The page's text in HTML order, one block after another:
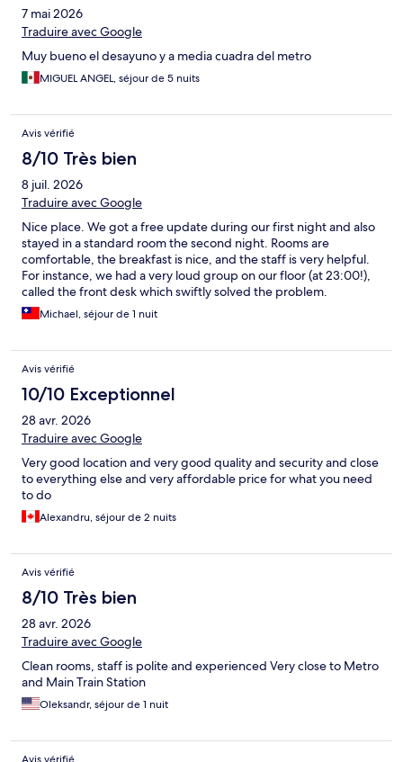
7 mai 2026
Traduire avec Google
Muy bueno el desayuno y a media cuadra del metro
MIGUEL ANGEL, séjour de 5 nuits
Avis vérifié
8/10 Très bien
8 juil. 2026
Traduire avec Google
Nice place. We got a free update during our first night and also
stayed in a standard room the second night. Rooms are
comfortable, the breakfast is nice, and the staff is very helpful.
For instance, we had a very loud group on our floor (at 23:00!),
called the front desk which swiftly solved the problem.
Michael, séjour de 1 nuit
Avis vérifié
10/10 Exceptionnel
28 avr. 2026
Traduire avec Google
Very good location and very good quality and security and close
to everything else and very affordable price for what you need
to do
Alexandru, séjour de 2 nuits
Avis vérifié
8/10 Très bien
28 avr. 2026
Traduire avec Google
Clean rooms, staff is polite and experienced Very close to Metro
and Main Train Station
Oleksandr, séjour de 1 nuit